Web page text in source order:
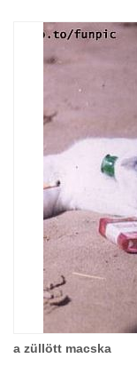
#73934 Judy|2004-
Kutya gondolatai
magyarázni!....
#70718 Hencsi |2004-
Nagyon cukiiiiiiii!!
a züllött macska